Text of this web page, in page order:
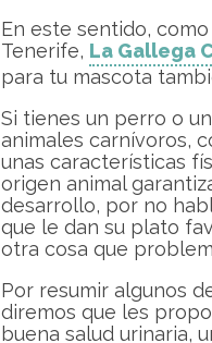
En este sentido,
Tenerife, La Gallega
para tu mascota
Si tienes un perro o
animales carnívoros,
unas características
origen animal
desarrollo, por no
que le dan su plato
otra cosa que
Por resumir algunos
diremos que les
buena salud urinaria,